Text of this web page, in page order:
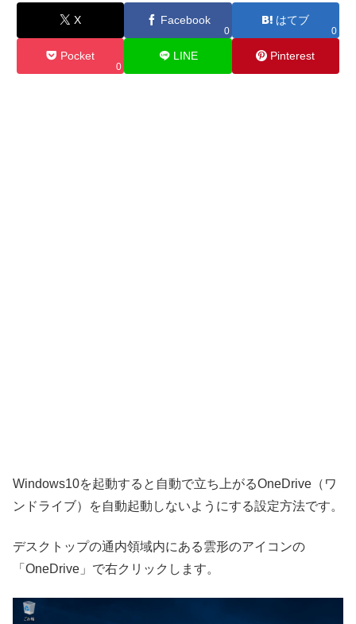
X Facebook
0
はてブ
0
Pocket
0
LINE Pinterest
Windows10を起動すると自動で立ち上がるOneDrive（ワ
ンドライブ）を自動起動しないようにする設定方法です。
デスクトップの通内領域内にある雲形のアイコンの
「OneDrive」で右クリックします。